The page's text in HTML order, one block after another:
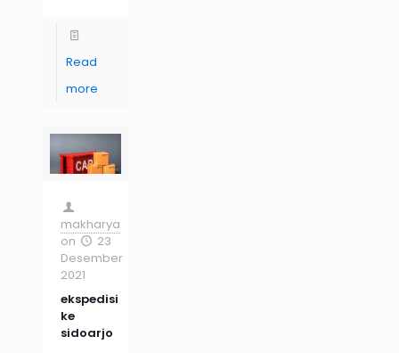
Read
more
makharya
on
23
Desember
2021
ekspedisi
ke
sidoarjo